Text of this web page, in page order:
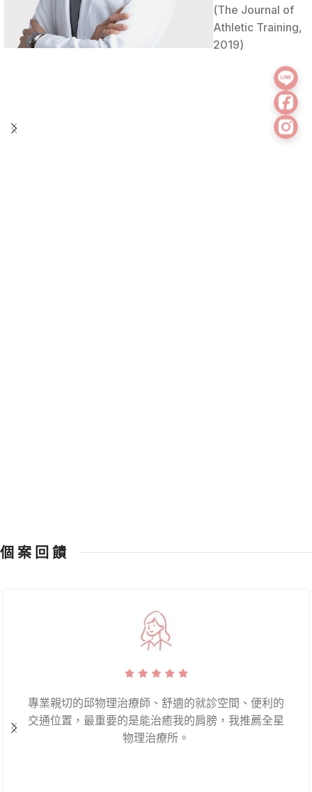
(The Journal of
Athletic Training,
2019)
個 案 回 饋
專業親切的邱物理治療師、舒適的就診空間、便利的
交通位置，最重要的是能治癒我的肩膀，我推薦全星
物理治療所。